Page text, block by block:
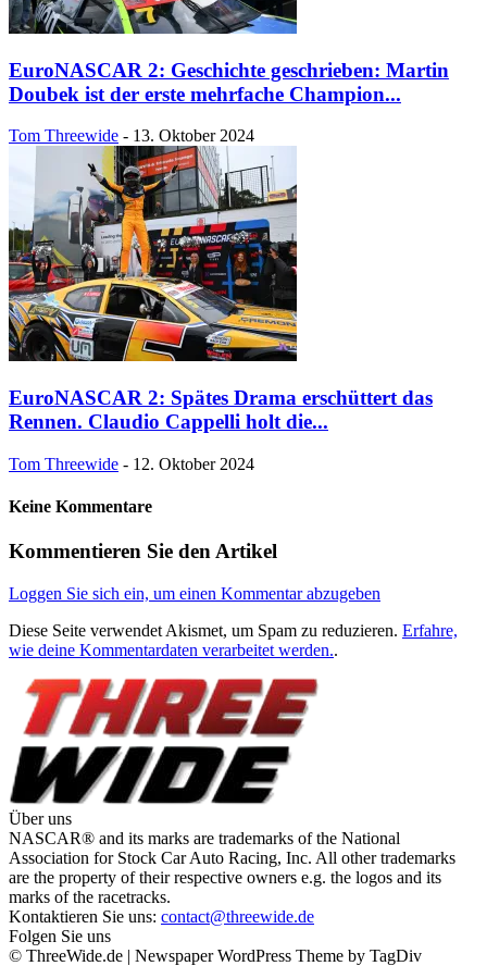
EuroNASCAR 2: Geschichte geschrieben: Martin
Doubek ist der erste mehrfache Champion...
Tom Threewide - 13. Oktober 2024
EuroNASCAR 2: Spätes Drama erschüttert das
Rennen. Claudio Cappelli holt die...
Tom Threewide - 12. Oktober 2024
Keine Kommentare
Kommentieren Sie den Artikel
Loggen Sie sich ein, um einen Kommentar abzugeben
Diese Seite verwendet Akismet, um Spam zu reduzieren. Erfahre,
wie deine Kommentardaten verarbeitet werden..
Über uns
NASCAR® and its marks are trademarks of the National
Association for Stock Car Auto Racing, Inc. All other trademarks
are the property of their respective owners e.g. the logos and its
marks of the racetracks.
Kontaktieren Sie uns: contact@threewide.de
Folgen Sie uns
© ThreeWide.de | Newspaper WordPress Theme by TagDiv